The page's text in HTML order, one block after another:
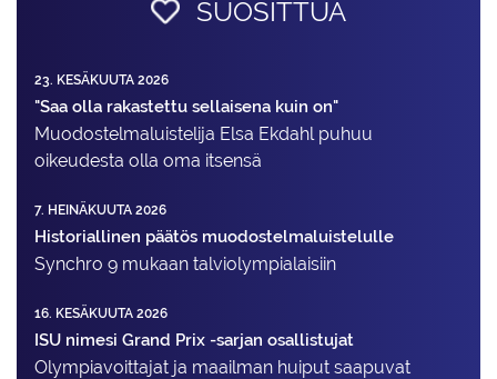
SUOSITTUA
23. KESÄKUUTA 2026
"Saa olla rakastettu sellaisena kuin on"
Muodostelma­luistelija Elsa Ekdahl puhuu
oikeudesta olla oma itsensä
7. HEINÄKUUTA 2026
Historiallinen päätös muodostelmaluistelulle
Synchro 9 mukaan talviolympialaisiin
16. KESÄKUUTA 2026
ISU nimesi Grand Prix -sarjan osallistujat
Olympiavoittajat ja maailman huiput saapuvat